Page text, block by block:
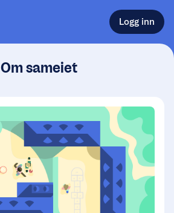
Logg inn
Om sameiet